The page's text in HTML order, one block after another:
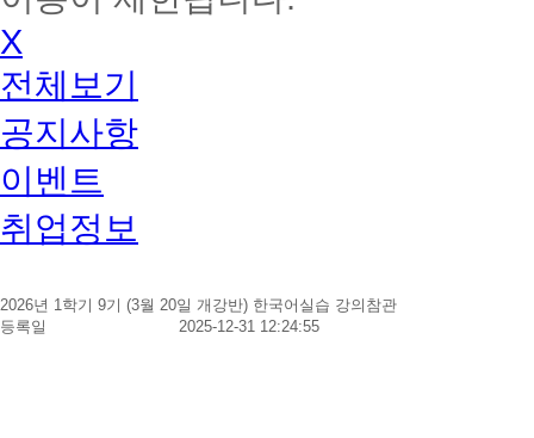
X
전체보기
공지사항
이벤트
취업정보
2026년 1학기 9기 (3월 20일 개강반) 한국어실습 강의참관
등록일
2025-12-31 12:24:55